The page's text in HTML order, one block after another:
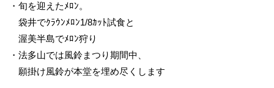
・旬を迎えたﾒﾛﾝ。
袋井でｸﾗｳﾝﾒﾛﾝ1/8ｶｯﾄ試食と
渥美半島でﾒﾛﾝ狩り
・法多山では風鈴まつり期間中、
願掛け風鈴が本堂を埋め尽くします